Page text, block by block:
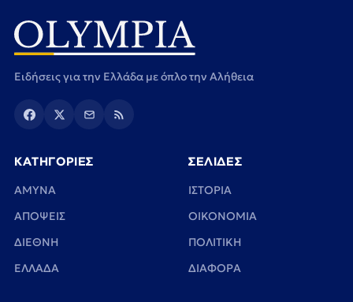
Ειδήσεις για την Ελλάδα με όπλο την Αλήθεια
ΚΑΤΗΓΟΡΙΕΣ
ΑΜΥΝΑ
ΑΠΟΨΕΙΣ
ΔΙΕΘΝΗ
ΕΛΛΑΔΑ
ΣΕΛΙΔΕΣ
ΙΣΤΟΡΙΑ
ΟΙΚΟΝΟΜΙΑ
ΠΟΛΙΤΙΚΗ
ΔΙΑΦΟΡΑ